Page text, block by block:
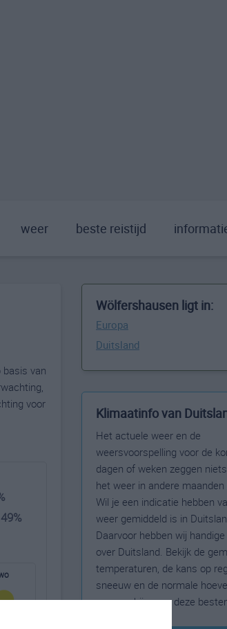
weer beste reistijd
van
voor
Wölfershausen ligt in:
Europa
Duitsland
Klimaatinfo van
Het actuele weer en de
weersvoorspelling voor de
dagen of weken zeggen
het weer in andere maanden
Wil je een indicatie hebben
weer gemiddeld is in
Daarvoor hebben wij
over Duitsland. Bekijk de
temperaturen, de kans op
sneeuw en de normale
zonneschijn voor deze